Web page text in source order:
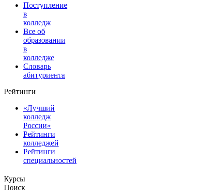
Поступление
в
колледж
Все об
образовании
в
колледже
Словарь
абитуриента
Рейтинги
«Лучший
колледж
России»
Рейтинги
колледжей
Рейтинги
специальностей
Курсы
Поиск